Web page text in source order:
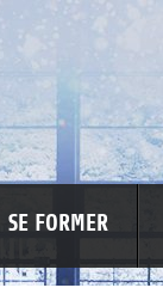
SE FORMER